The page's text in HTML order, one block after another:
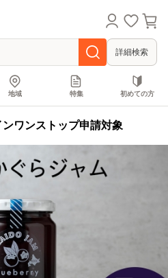
詳細検索
地域 特集 初めての方
ワンストップ申請対象